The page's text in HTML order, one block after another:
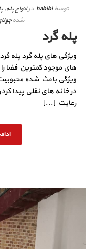
توسط habibi درانواع پله,
شده جولای
پله گرد
ویژگی های پله گرد پله
های موجود کمترین فضا
ویژگی باعث شده
در خانه های نقلی پیدا
رعایت [...]